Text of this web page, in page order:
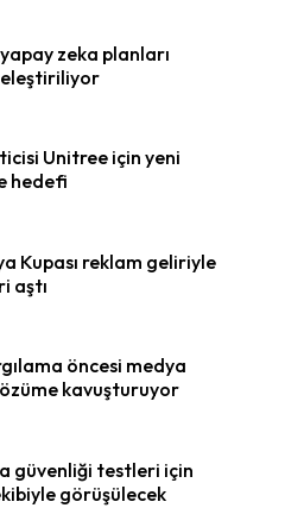
zeka planları
Unitree için yeni
hedefi
Kupası reklam geliriyle
aştı
öncesi medya
kavuşturuyor
güvenliği testleri için
görüşülecek